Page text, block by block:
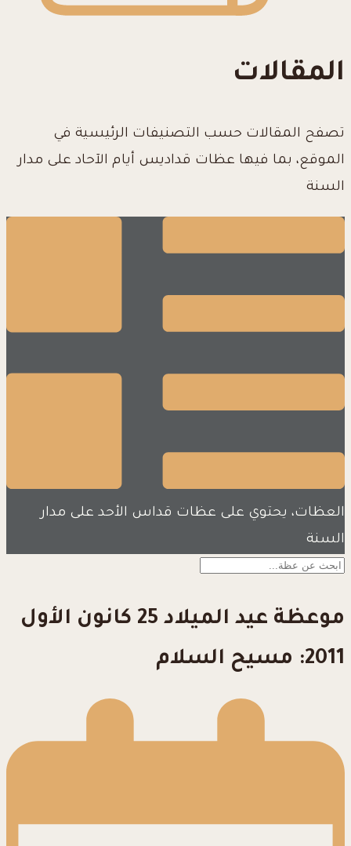
المقالات
تصفح المقالات حسب التصنيفات الرئيسية في
الموقع، بما فيها عظات قداديس أيام الآحاد على مدار
السنة
العظات، يحتوي على عظات قداس الأحد على مدار
السنة
موعظة عيد الميلاد 25 كانون الأول
2011: مسيح السلام